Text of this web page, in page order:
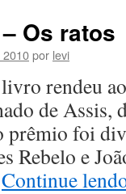
Os ratos
por levi
rendeu
de Assis,
prêmio foi
Rebelo e
Continue